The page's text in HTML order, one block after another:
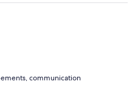
communication